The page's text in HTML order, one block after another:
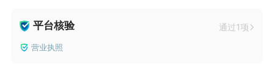
平台核验 通过1项
营业执照